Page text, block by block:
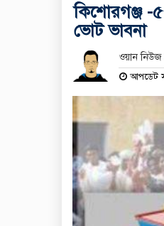
কিশোরগঞ্জ -৫
ভোট ভাবনা
ওয়ান নিউজ
আপডেট